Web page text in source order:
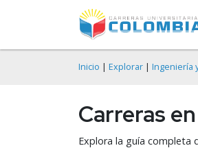
Inicio | Explorar | Ingeniería
Carreras
Explora la guía completa